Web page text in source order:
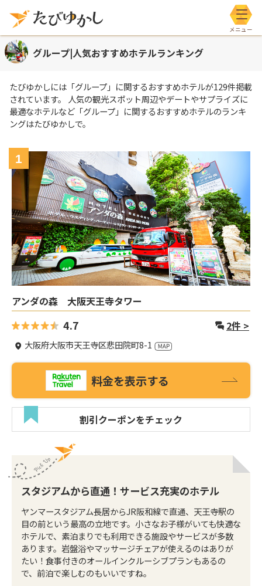
メニ
グループ|人気おすすめホテルランキング
たびゆかしには 「グループ」 に関するおすすめホテルが129件掲載
されています。 人気の観光スポット周辺やデートやサプライズに
最適なホテルなど 「グループ」 に関するおすすめホテルのランキ
ングはたびゆかしで。
1
アンダの森 大阪天王寺タワー
4.7 2件 >
大阪府大阪市天王寺区悲田院町8-1
料金を表示する
割引クーポンをチェック
スタジアムから直通！サービス充実のホテル
ヤンマースタジアム長居からJR阪和線で直通、天王寺駅の
目の前という最高の立地です。小さなお子様がいても快適な
ホテルで、素泊まりでも利用できる施設やサービスが多数
あります。岩盤浴やマッサージチェアが使えるのはありが
たい！食事付きのオールインクルーシブプランもあるの
で、前泊で楽しむのもいいですね。